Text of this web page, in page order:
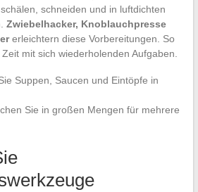
schneiden und in luftdichten
Zwiebelhacker, Knoblauchpresse
erleichtern diese Vorbereitungen. So
mit sich wiederholenden Aufgaben.
Suppen, Saucen und Eintöpfe in
Sie in großen Mengen für mehrere